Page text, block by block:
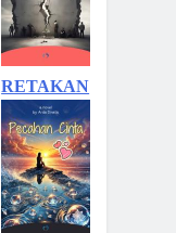
RETAKAN